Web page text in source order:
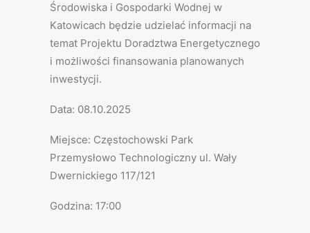
Środowiska i Gospodarki Wodnej w
Katowicach będzie udzielać informacji na
temat Projektu Doradztwa Energetycznego
i możliwości finansowania planowanych
inwestycji.
Data: 08.10.2025
Miejsce: Częstochowski Park
Przemysłowo Technologiczny ul. Wały
Dwernickiego 117/121
Godzina: 17:00